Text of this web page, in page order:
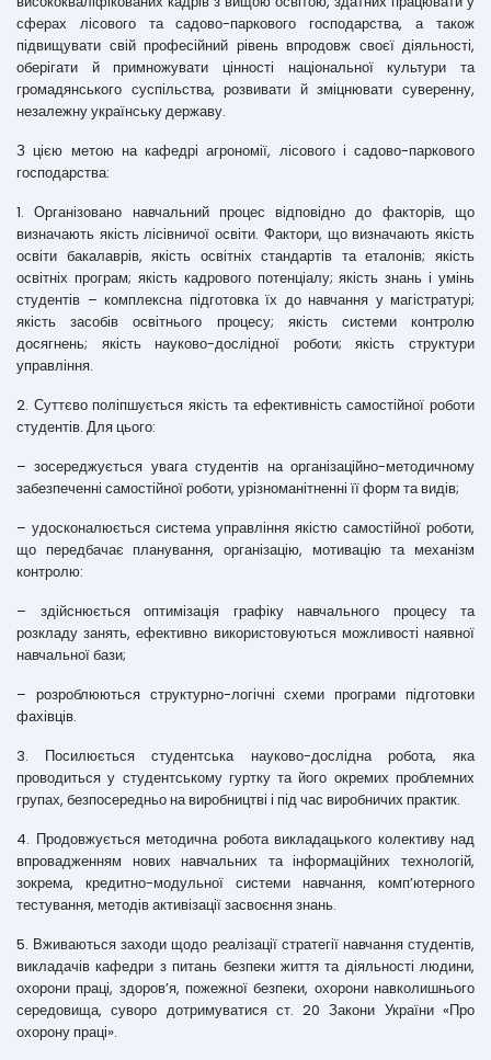
сферах лісового та садово-паркового господарства, а також
підвищувати свій професійний рівень впродовж своєї діяльності,
оберігати й примножувати цінності національної культури та
громадянського суспільства, розвивати й зміцнювати суверенну,
незалежну українську державу.
З цією метою на кафедрі агрономії, лісового і садово-паркового
господарства:
1. Організовано навчальний процес відповідно до факторів, що
визначають якість лісівничої освіти. Фактори, що визначають якість
освіти бакалаврів, якість освітніх стандартів та еталонів; якість
освітніх програм; якість кадрового потенціалу; якість знань і умінь
студентів – комплексна підготовка їх до навчання у магістратурі;
якість засобів освітнього процесу; якість системи контролю
досягнень; якість науково-дослідної роботи; якість структури
управління.
2. Суттєво поліпшується якість та ефективність самостійної роботи
студентів. Для цього:
– зосереджується увага студентів на організаційно-методичному
забезпеченні самостійної роботи, урізноманітненні її форм та видів;
– удосконалюється система управління якістю самостійної роботи,
що передбачає планування, організацію, мотивацію та механізм
контролю:
– здійснюється оптимізація графіку навчального процесу та
розкладу занять, ефективно використовуються можливості наявної
навчальної бази;
– розроблюються структурно-логічні схеми програми підготовки
фахівців.
3. Посилюється студентська науково-дослідна робота, яка
проводиться у студентському гуртку та його окремих проблемних
групах, безпосередньо на виробництві і під час виробничих практик.
4. Продовжується методична робота викладацького колективу над
впровадженням нових навчальних та інформаційних технологій,
зокрема, кредитно-модульної системи навчання, комп’ютерного
тестування, методів активізації засвоєння знань.
5. Вживаються заходи щодо реалізації стратегії навчання студентів,
викладачів кафедри з питань безпеки життя та діяльності людини,
охорони праці, здоров’я, пожежної безпеки, охорони навколишнього
середовища, суворо дотримуватися ст. 20 Закони України «Про
охорону праці».